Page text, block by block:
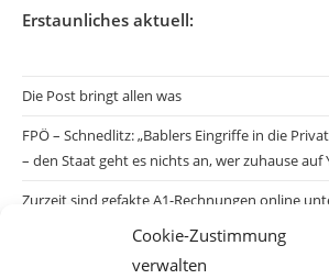
Cookie-Zustimmung
verwalten
Erstaunliches aktuell:
Die Post bringt allen was
FPÖ – Schnedlitz: „Bablers Eingriffe in die
– den Staat geht es nichts an, wer zuhause auf
Zurzeit sind gefakte A1-Rechnungen online
Salzburgs Juden und ihre Sicherheit: „Erst
die Gefahr endlich konkret!“